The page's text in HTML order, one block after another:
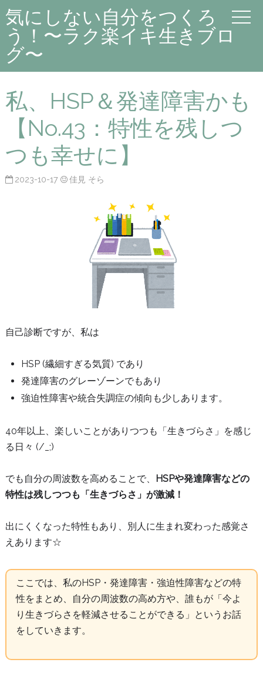
気にしない自分をつくろ
う！〜ラク楽イキ生きブロ
グ〜
私、HSP＆発達障害かも
【No.43：特性を残しつ
つも幸せに】
2023-10-17 佳見 そら
自己診断ですが、私は
HSP (繊細すぎる気質) であり
発達障害のグレーゾーンでもあり
強迫性障害や統合失調症の傾向も少しあります。
40年以上、楽しいことがありつつも「生きづらさ」を感じ
る日々 (/_;)
でも自分の周波数を高めることで、
HSPや発達障害などの
特性は残しつつも「生きづらさ」が激減！
出にくくなった特性もあり、別人に生まれ変わった感覚さ
えあります☆
ここでは、私のHSP・発達障害・強迫性障害などの特
性をまとめ、自分の周波数の高め方や、誰もが「今よ
り生きづらさを軽減させることができる」というお話
をしていきます。